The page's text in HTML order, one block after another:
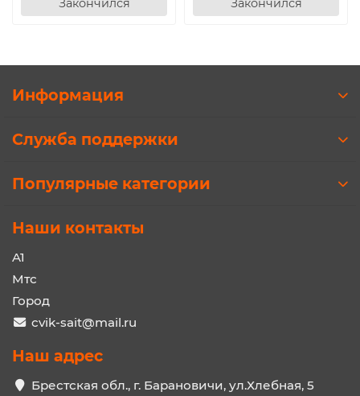
Закончился Закончился
Информация
Служба поддержки
Популярные категории
Наши контакты
A1
Мтс
Город
cvik-sait@mail.ru
Наш адрес
Брестская обл., г. Барановичи, ул.Хлебная, 5